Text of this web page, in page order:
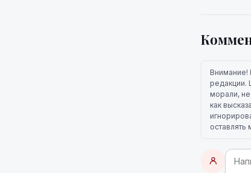
Внимание!
редакции.
морали,
как
оставлять